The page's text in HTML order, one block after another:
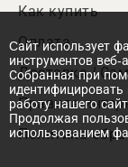
Как купить
Оплата
Доставка /
Правила
Политика
Cайт использует
инструментов
Собранная при
работу нашего
Продолжая
использованием